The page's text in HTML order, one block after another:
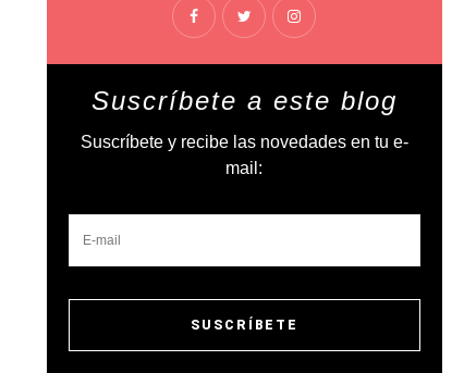
Suscríbete a este blog
Suscríbete y recibe las novedades en tu e-
mail: